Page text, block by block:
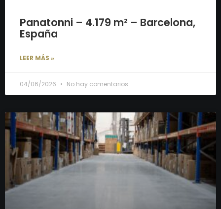
Panatonni – 4.179 m² – Barcelona,
España
LEER MÁS »
04/06/2026 No hay comentarios